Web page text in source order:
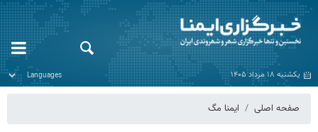
یکشنبه ۱۸ مرداد ۱۴۰۵
صفحه اصلی ایمنا مگ